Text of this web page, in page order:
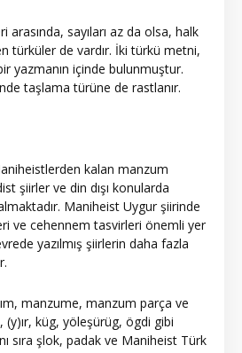
arasında, sayıları az da olsa, halk
türküler de vardır. İki türkü metni,
yazmanın içinde bulunmuştur.
taşlama türüne de rastlanır.
kalan manzum
şiirler ve din dışı konularda
Maniheist Uygur şiirinde
ve cehennem tasvirleri önemli yer
yazılmış şiirlerin daha fazla
manzume, manzum parça ve
küg, yöleşürüg, ögdi gibi
sıra şlok, padak ve Maniheist Türk